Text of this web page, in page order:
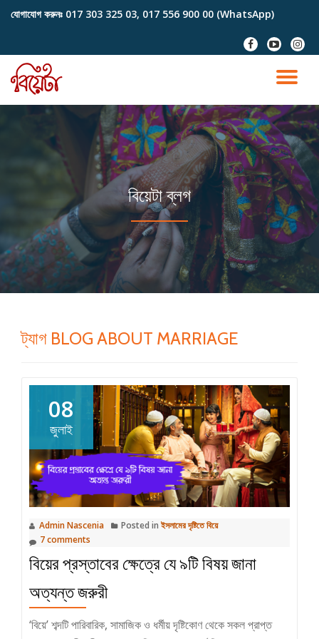
content
যোগাযোগ করুনঃ 017 303 325 03, 017 556 900 00 (WhatsApp)
fa-
facebook
fa-
youtube-
play
fa-
বিয়েটা ব্লগ
ট্যাগ BLOG ABOUT MARRIAGE
08
জুলাই
Admin Nascenia Posted in ইসলামের দৃষ্টিতে বিয়ে
7 comments
বিয়ের প্রস্তাবের ক্ষেত্রে যে ৯টি বিষয় জানা
অত্যন্ত জরুরী
‘বিয়ে’ শব্দটি পারিবারিক, সামাজিক ও ধর্মীয় দৃষ্টিকোণ থেকে সকল প্রাপ্ত